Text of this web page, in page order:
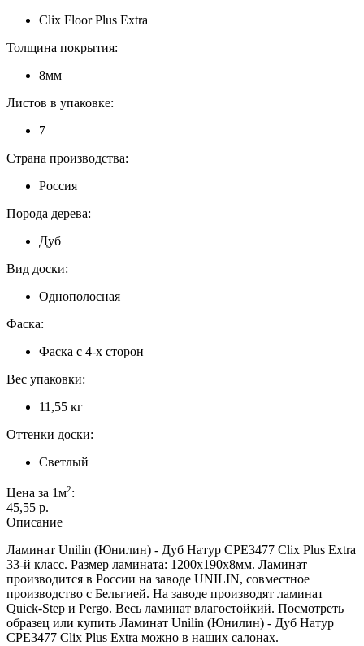
Clix Floor Plus Extra
Толщина покрытия:
8мм
Листов в упаковке:
7
Страна производства:
Россия
Порода дерева:
Дуб
Вид доски:
Однополосная
Фаска:
Фаска с 4-х сторон
Вес упаковки:
11,55 кг
Оттенки доски:
Светлый
Цена за 1м2:
45,55 p.
Описание
Ламинат Unilin (Юнилин) - Дуб Натур CPE3477 Clix Plus Extra
33-й класс. Размер ламината: 1200х190х8мм. Ламинат
производится в России на заводе UNILIN, совместное
производство с Бельгией. На заводе производят ламинат
Quick-Step и Pergo. Весь ламинат влагостойкий. Посмотреть
образец или купить Ламинат Unilin (Юнилин) - Дуб Натур
CPE3477 Clix Plus Extra можно в наших салонах.